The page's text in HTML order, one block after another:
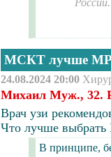
МСКТ лучше
24.08.2024 20:00
Михаил Муж., 32.
Врач узи
Что лучше
В принципе,